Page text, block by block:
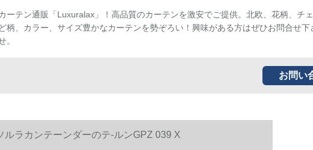
ーテン通販「Luxuralax」！高品質のカーテンを激安でご提供。北欧、花柄、チ
ど柄、カラー、サイズ豊かなカーテンを勢ぞろい！興味がある方はぜひお問合せ下
。
お問い
ラカンテーンダーのテ-ルンGPZ 039 X